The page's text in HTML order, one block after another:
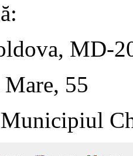
MD-
Mare, 55